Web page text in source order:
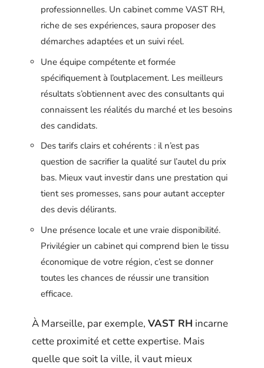
professionnelles. Un cabinet comme VAST RH,
riche de ses expériences, saura proposer des
démarches adaptées et un suivi réel.
Une équipe compétente et formée
spécifiquement à l’outplacement. Les meilleurs
résultats s’obtiennent avec des consultants qui
connaissent les réalités du marché et les besoins
des candidats.
Des tarifs clairs et cohérents : il n’est pas
question de sacrifier la qualité sur l’autel du prix
bas. Mieux vaut investir dans une prestation qui
tient ses promesses, sans pour autant accepter
des devis délirants.
Une présence locale et une vraie disponibilité.
Privilégier un cabinet qui comprend bien le tissu
économique de votre région, c’est se donner
toutes les chances de réussir une transition
efficace.
À Marseille, par exemple, VAST RH incarne
cette proximité et cette expertise. Mais
quelle que soit la ville, il vaut mieux